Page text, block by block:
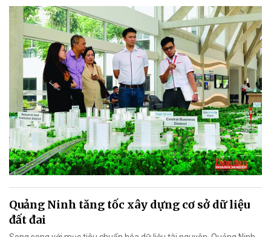
Quảng Ninh tăng tốc xây dựng cơ sở dữ liệu
đất đai